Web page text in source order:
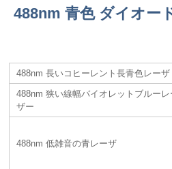
488nm 青色 ダイオー
488nm 長いコヒーレント長青色レーザ
488nm 狭い線幅バイオレットブルーレ
ザー
488nm 低雑音の青レーザ